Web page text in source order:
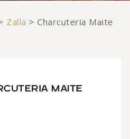
Zalla >Charcuteria Maite
MAITE